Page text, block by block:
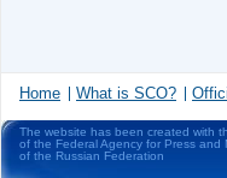
Home What is SCO?
The website has been created with
of the Federal Agency for Press and
of the Russian Federation